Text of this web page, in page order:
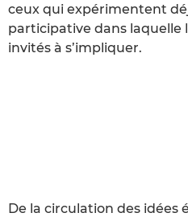
ceux qui expérimentent
participative dans laquelle
invités à s’impliquer.
De la circulation des idées